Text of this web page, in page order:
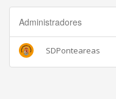
Administradores
SDPonteareas